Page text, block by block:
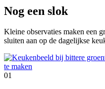
Nog een slok
Kleine observaties maken een
sluiten aan op de dagelijkse
01